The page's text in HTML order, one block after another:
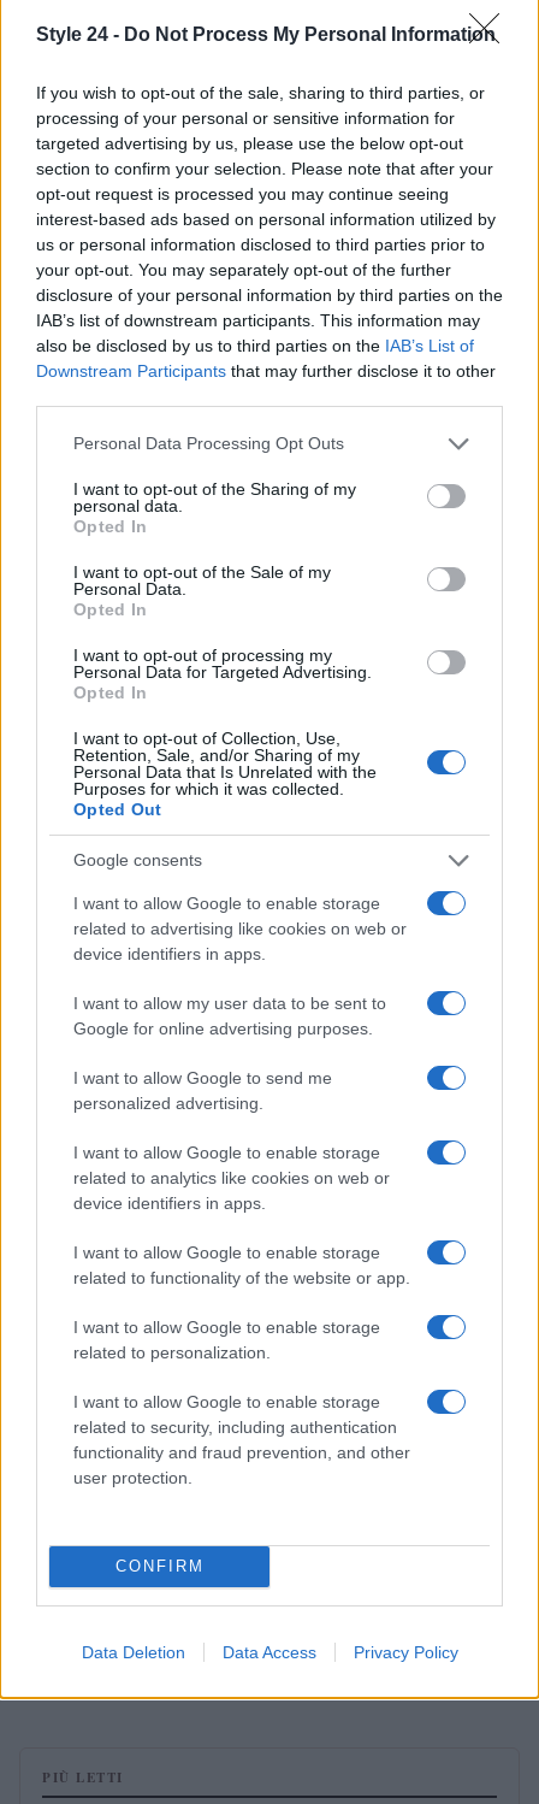
Style 24 - Do Not Process My Personal Information
If you wish to opt-out of the sale, sharing to third parties, or
processing of your personal or sensitive information for
targeted advertising by us, please use the below opt-out
section to confirm your selection. Please note that after your
opt-out request is processed you may continue seeing
interest-based ads based on personal information utilized by
us or personal information disclosed to third parties prior to
your opt-out. You may separately opt-out of the further
disclosure of your personal information by third parties on the
IAB’s list of downstream participants. This information may
also be disclosed by us to third parties on the IAB’s List of
Downstream Participants that may further disclose it to other
Please note that this website/app uses one or more Google
not limited to your visit or usage behaviour. You may click to
grant or deny consent to Google and its third-party tags to
use your data for below specified purposes in below Google
consent section.
Personal Data Processing Opt Outs
I want to opt-out of the Sharing of my
personal data.
Opted In
I want to opt-out of the Sale of my
Personal Data.
Opted In
I want to opt-out of processing my
Personal Data for Targeted Advertising.
Opted In
I want to opt-out of Collection, Use,
Retention, Sale, and/or Sharing of my
Personal Data that Is Unrelated with the
Purposes for which it was collected.
Opted Out
Google consents
I want to allow Google to enable storage
related to advertising like cookies on web or
device identifiers in apps.
I want to allow my user data to be sent to
Google for online advertising purposes.
I want to allow Google to send me
personalized advertising.
I want to allow Google to enable storage
related to analytics like cookies on web or
device identifiers in apps.
I want to allow Google to enable storage
related to functionality of the website or app.
I want to allow Google to enable storage
related to personalization.
I want to allow Google to enable storage
related to security, including authentication
functionality and fraud prevention, and other
user protection.
CONFIRM
Data Deletion Data Access Privacy Policy
Continua a leggere
Come abbinare le scarpe arancioni: consigli e
ispirazioni per l’estate 2026
Beatrice Bonaventura · 7 Ago 2026
LIFESTYLE
Zalando Visionary Award: INSTITUTION di Galib
Gassanoff vince a Copenhagen
su Amazon
PIÙ LETTI